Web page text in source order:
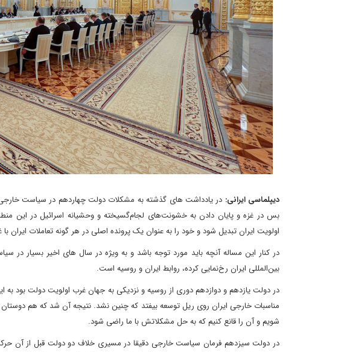
دیپلماسی ایرانی: در یادداشت های گذشته به مشکلات دولت چهاردهم در سیاست خارجی
بس در غزه و پایان دادن به خشونت‌های لجام‌گسیخته و وحشیانه اسرائیل در این
اولویت ایران تبدیل شود و خود را به عنوان یک پرونده اصلی در هر گونه تعاملات ایران
در کنار این مساله آنچه باید مورد توجه باشد و به ویژه در سال های اخیر بسیار در
بین‌المللی ایران رخ‌نمایی کرده، روابط ایران و روسیه است.
در دولت یازدهم و دوازدهم دوری از روسیه و نزدیکی به جهان غرب اولویت دولت بود به
مناسبات خارجی ایران روی ریل توسعه بیفتد که چنین نشد. نتیجه آن شد که هم
شویم و آن را قانع کنیم که به حل مشکلاتش با ما راضی شود.
در دولت سیزدهم فرمان سیاست خارجی دقیقا در مسیری خلاف دو دولت قبل از آن